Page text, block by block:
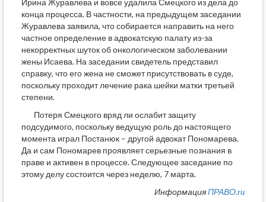
Ирина Журавлева и вовсе удалила Смецкого из дела до
конца процесса. В частности, на предыдущем заседании
Журавлева заявила, что собирается направить на него
частное определение в адвокатскую палату из-за
некорректных шуток об онкологическом заболевании
жены Исаева. На заседании свидетель представил
справку, что его жена не сможет присутствовать в суде,
поскольку проходит лечение рака шейки матки третьей
степени.
Потеря Смецкого вряд ли ослабит защиту
подсудимого, поскольку ведущую роль до настоящего
момента играл Постанюк – другой адвокат Пономарева.
Да и сам Пономарев проявляет серьезные познания в
праве и активен в процессе. Следующее заседание по
этому делу состоится через неделю, 7 марта.
ИнформацияПРАВО.ru